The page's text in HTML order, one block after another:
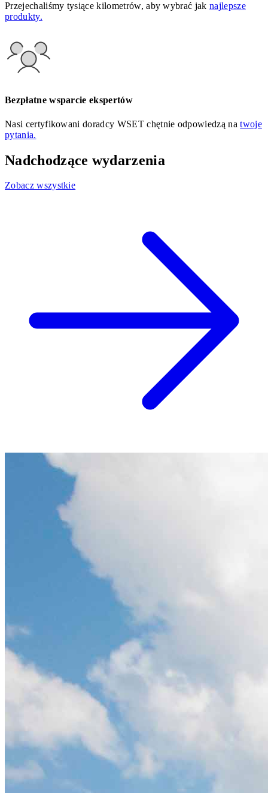
Przejechaliśmy tysiące kilometrów, aby wybrać jaknajlepsze
produkty.
Bezpłatne wsparcie ekspertów
Nasi certyfikowani doradcy WSET chętnie odpowiedzą natwoje
pytania.
Nadchodzące wydarzenia
Zobacz wszystkie